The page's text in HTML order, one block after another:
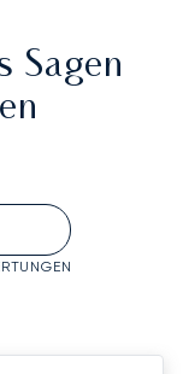
Sagen